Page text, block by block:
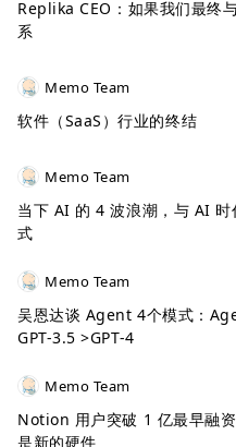
Replika CEO：如果我们最终
系
Memo Team
软件（SaaS）行业的终结
Memo Team
当下 AI 的 4 波浪潮，与 AI 时
式
Memo Team
吴恩达谈 Agent 4个模式：
GPT-3.5 >GPT-4
Memo Team
Notion 用户突破 1 亿最早融
是新的硬件